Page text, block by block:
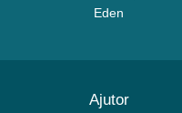
Eden
Ajutor